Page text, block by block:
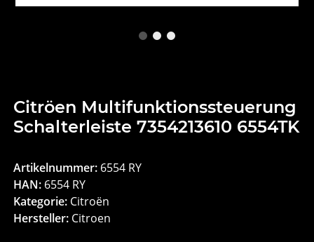
Citröen Multifunktionssteuerung
Schalterleiste 7354213610 6554TK
Artikelnummer: 6554 RY
HAN: 6554 RY
Kategorie: Citroën
Hersteller: Citroen